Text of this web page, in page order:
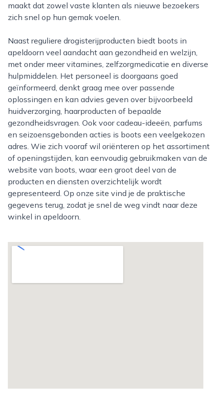
maakt dat zowel vaste klanten als nieuwe bezoekers
zich snel op hun gemak voelen.
Naast reguliere drogisterijproducten biedt boots in
apeldoorn veel aandacht aan gezondheid en welzijn,
met onder meer vitamines, zelfzorgmedicatie en diverse
hulpmiddelen. Het personeel is doorgaans goed
geïnformeerd, denkt graag mee over passende
oplossingen en kan advies geven over bijvoorbeeld
huidverzorging, haarproducten of bepaalde
gezondheidsvragen. Ook voor cadeau-ideeën, parfums
en seizoensgebonden acties is boots een veelgekozen
adres. Wie zich vooraf wil oriënteren op het assortiment
of openingstijden, kan eenvoudig gebruikmaken van de
website van boots, waar een groot deel van de
producten en diensten overzichtelijk wordt
gepresenteerd. Op onze site vind je de praktische
gegevens terug, zodat je snel de weg vindt naar deze
winkel in apeldoorn.